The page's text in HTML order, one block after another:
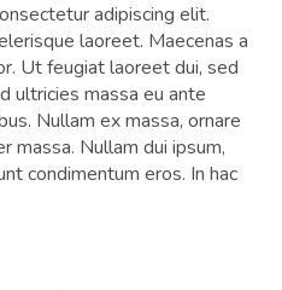
adipiscing elit.
laoreet. Maecenas a
Ut feugiat laoreet dui, sed
ultricies massa eu ante
Nullam ex massa, ornare
massa. Nullam dui ipsum,
condimentum eros. In hac